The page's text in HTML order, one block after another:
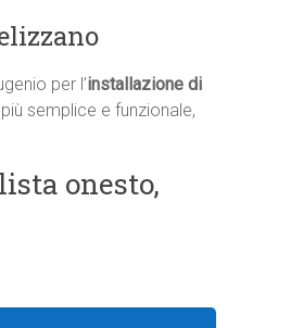
per l’installazione di
semplice e funzionale,
onesto,